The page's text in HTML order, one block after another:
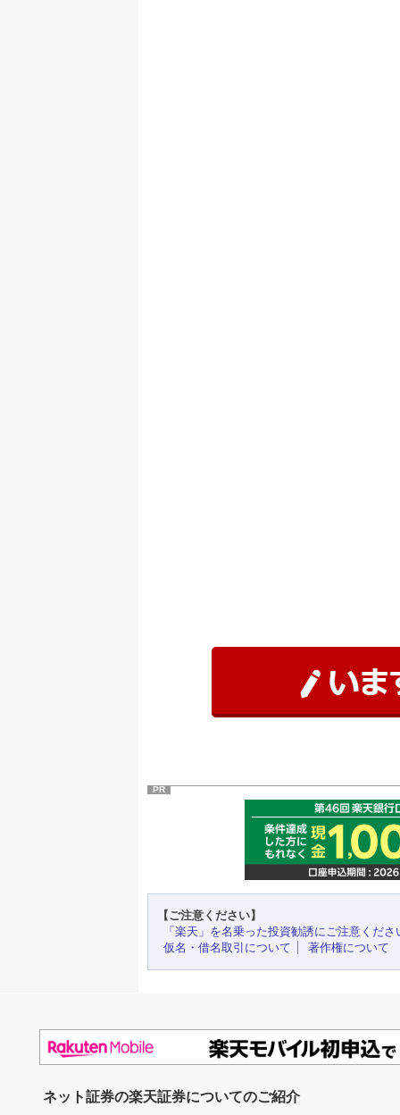
PR
【ご注意ください】
「楽天」を名乗った投資勧誘にご注意くださ
仮名・借名取引について
著作権について
ネット証券の楽天証券についてのご紹介